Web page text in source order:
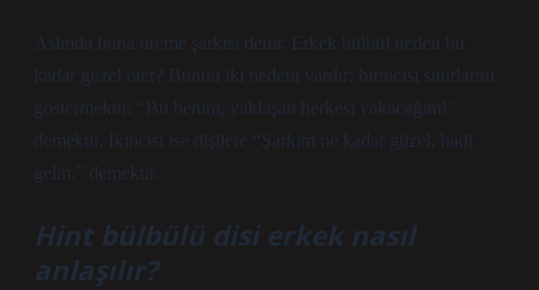
Aslında buna üreme şarkısı denir. Erkek bülbül neden bu
kadar güzel öter? Bunun iki nedeni vardır: birincisi sınırlarını
göstermektir: “Bu benim, yaklaşan herkesi yakacağım!”
demektir. İkincisi ise dişilere “Şarkım ne kadar güzel, hadi
gelin.” demektir.
Hint bülbülü disi erkek nasıl
anlaşılır?